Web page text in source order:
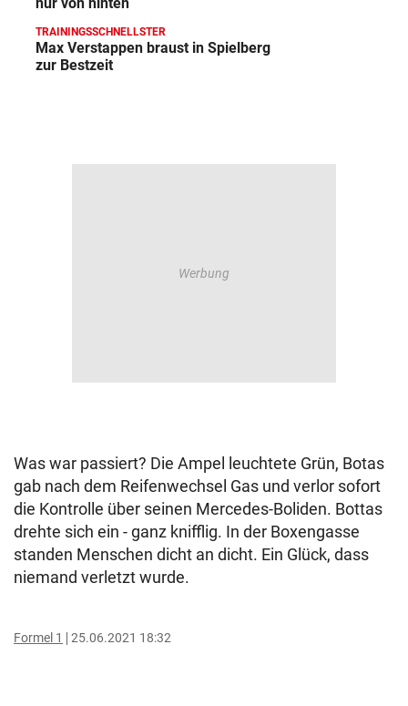
TRAININGSSCHNELLSTER
Max Verstappen braust in Spielberg
zur Bestzeit
Was war passiert? Die Ampel leuchtete Grün, Botas
gab nach dem Reifenwechsel Gas und verlor sofort
die Kontrolle über seinen Mercedes-Boliden. Bottas
drehte sich ein - ganz knifflig. In der Boxengasse
standen Menschen dicht an dicht. Ein Glück, dass
niemand verletzt wurde.
Formel 1 25.06.2021 18:32